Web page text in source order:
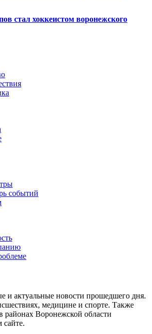
стал хоккеистом воронежского
событий
и актуальные новости прошедшего дня.
медицине и спорте. Также
районах Воронежской области